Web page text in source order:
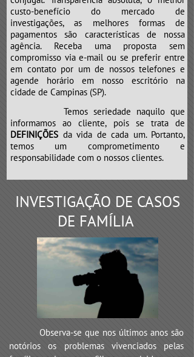
custo-benefício do mercado de
investigações, as melhores formas de
pagamentos são características de nossa
agência. Receba uma proposta sem
compromisso via e-mail ou se preferir entre
em contato por um de nossos telefones e
agende horário em nosso escritório na
cidade de Campinas (SP).
Temos seriedade naquilo que
informamos ao cliente, pois se trata de
DEFINIÇÕES da vida de cada um. Portanto,
temos um comprometimento e
responsabilidade com o nossos clientes.
INVESTIGAÇÃO DE CASOS
DE FAMÍLIA
Observa-se que nos últimos anos são
notórios os problemas vivenciados pelas